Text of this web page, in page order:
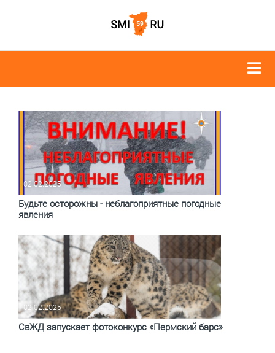
02.02.2025
Будьте осторожны - неблагоприятные погодные
явления
02.02.2025
СвЖД запускает фотоконкурс «Пермский барс»